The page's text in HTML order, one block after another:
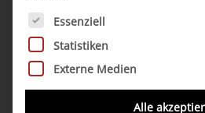
Beschreibung
Bei levidex handelt es sich um
Es folgt eine Liste der Service-
Essenziell
Statistiken
Externe Medien
Alle